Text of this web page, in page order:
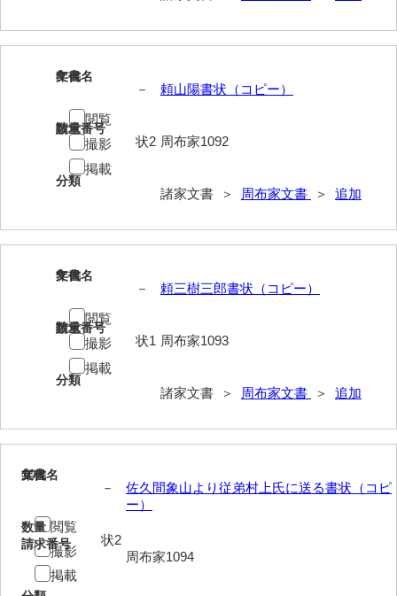
大野毛利家文書
大村益次郎文書
大本氏収集文書
岡家文書（福栄村）
岡家文書（周南市）
岡田家文書（萩市）
岡田学収集史料
岡藤家文書
岡本家文書（島根県）
岡本家文書（周防大島町）
小川五郎収集史料
尾崎家文書（防府市）
8
文書名
頼山陽書状（コピー）
請求番号
周布家1092
分類
諸家文書 ＞ 周布家文書 ＞ 追加
年代
－
数量
状2
閲覧
撮影
掲載
9
文書名
頼三樹三郎書状（コピー）
請求番号
周布家1093
分類
諸家文書 ＞ 周布家文書 ＞ 追加
年代
－
数量
状1
閲覧
撮影
掲載
10
文書名
佐久間象山より従弟村上氏に送る書状（コピ
ー）
請求番号
周布家1094
年代
－
数量
状2
閲覧
撮影
掲載